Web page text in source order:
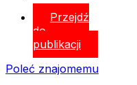
Przejdź
do
publikacji
Poleć znajomemu